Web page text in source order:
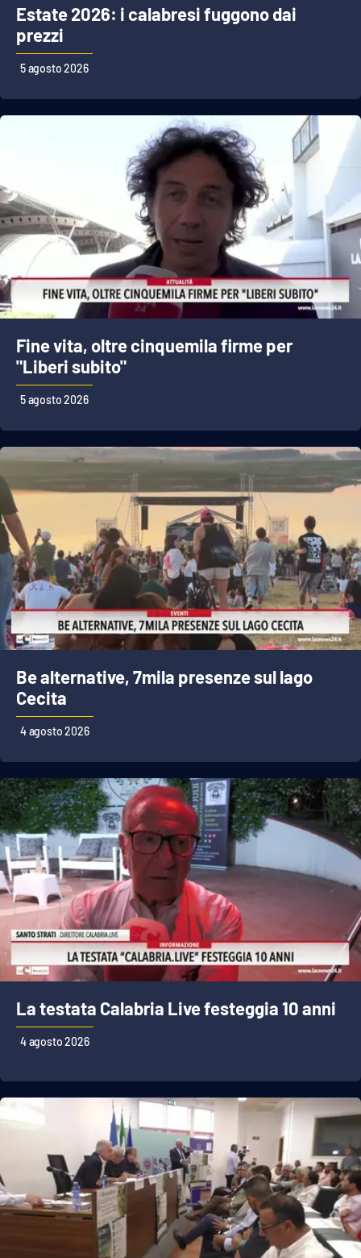
Estate 2026: i calabresi fuggono dai
prezzi
5 agosto 2026
Fine vita, oltre cinquemila firme per
"Liberi subito"
5 agosto 2026
Be alternative, 7mila presenze sul lago
Cecita
4 agosto 2026
La testata Calabria Live festeggia 10 anni
4 agosto 2026